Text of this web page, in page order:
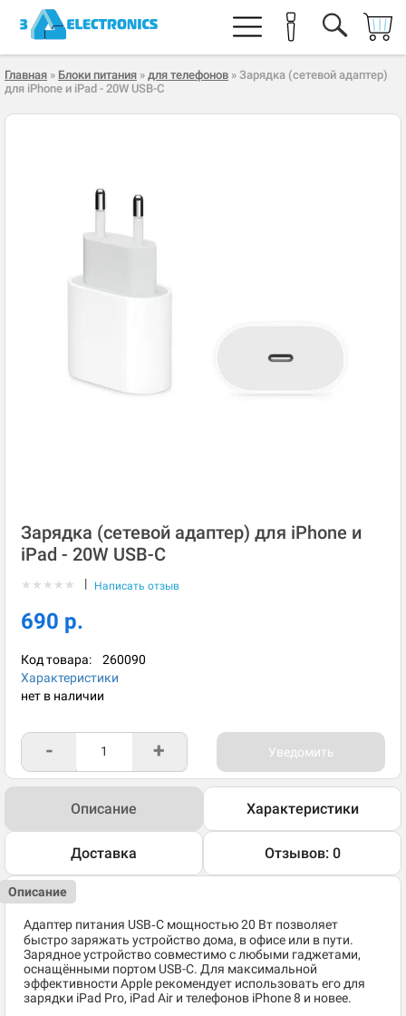
Главная » Блоки питания » для телефонов » Зарядка (сетевой адаптер)
для iPhone и iPad - 20W USB-C
Зарядка (сетевой адаптер) для iPhone и
iPad - 20W USB-C
★ ★ ★ ★ ★ | Написать отзыв
690 р.
Код товара: 260090
Характеристики
нет в наличии
- + Уведомить
Описание Характеристики
Доставка Отзывов: 0
Описание
Адаптер питания USB‑C мощностью 20 Вт позволяет
быстро заряжать устройство дома, в офисе или в пути.
Зарядное устройство совместимо с любыми гаджетами,
оснащёнными портом USB-C. Для максимальной
эффективности Apple рекомендует использовать его для
зарядки iPad Pro, iPad Air и телефонов iPhone 8 и новее.